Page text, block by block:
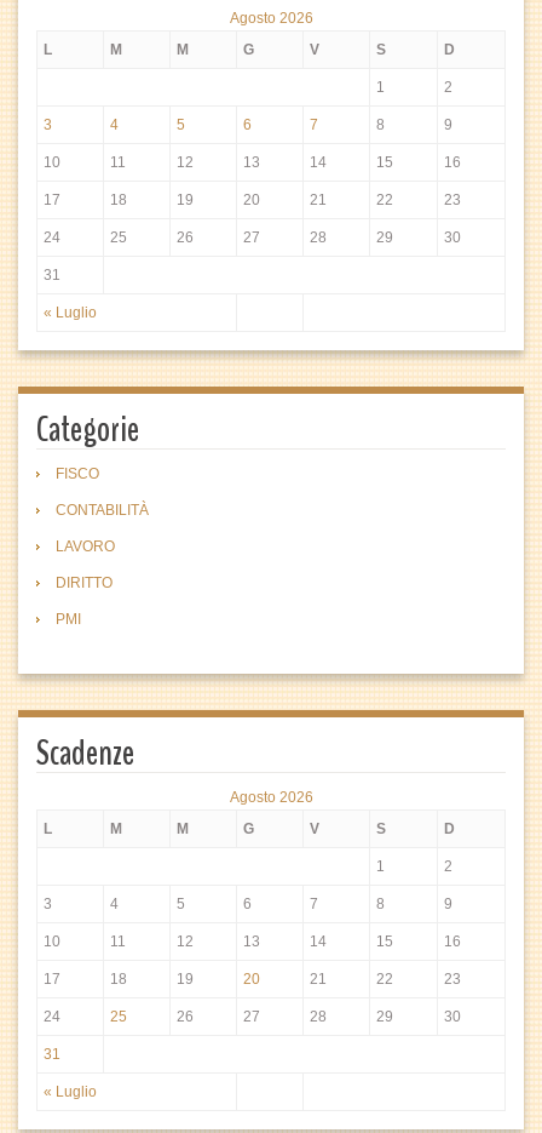
Agosto 2026
L
M M G V S D
« Luglio
1 2
3 4 5 6 7 8 9
10 11 12 13 14 15 16
17 18 19 20 21 22 23
24 25 26 27 28 29 30
31
Categorie
FISCO
CONTABILITÀ
LAVORO
DIRITTO
PMI
Scadenze
Agosto 2026
L
M M G V S D
« Luglio
1 2
3 4 5 6 7 8 9
10 11 12 13 14 15 16
17 18 19 20 21 22 23
24 25 26 27 28 29 30
31